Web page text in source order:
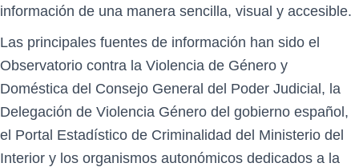
información de una manera sencilla, visual y accesible.
Las principales fuentes de información han sido el
Observatorio contra la Violencia de Género y
Doméstica del Consejo General del Poder Judicial, la
Delegación de Violencia Género del gobierno español,
el Portal Estadístico de Criminalidad del Ministerio del
Interior y los organismos autonómicos dedicados a la